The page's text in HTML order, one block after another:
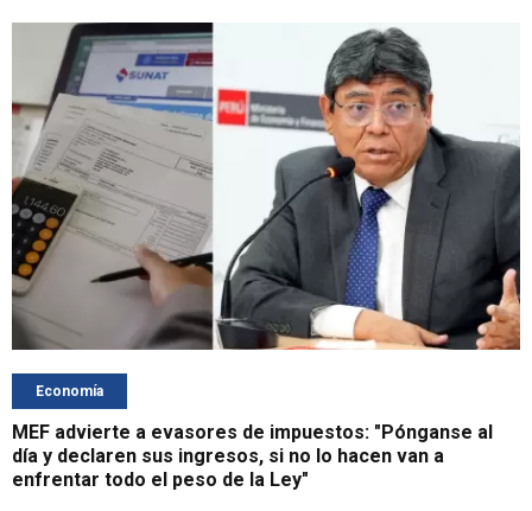
Economía
MEF advierte a evasores de impuestos: "Pónganse al
día y declaren sus ingresos, si no lo hacen van a
enfrentar todo el peso de la Ley"